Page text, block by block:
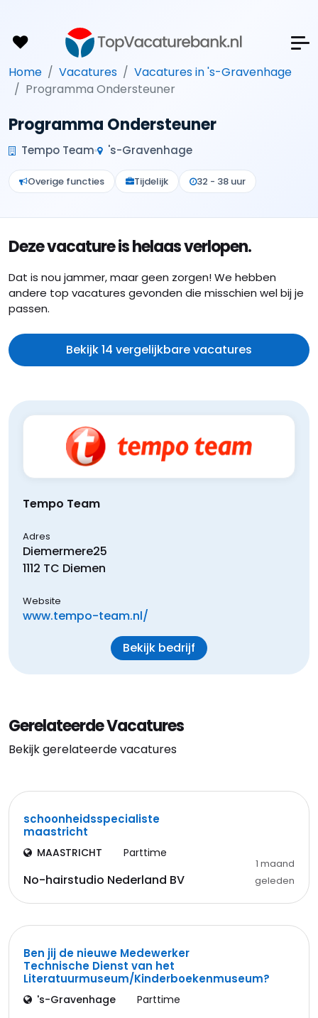
Home Vacatures
Vacatures in 's-Gravenhage
Programma Ondersteuner
Programma Ondersteuner
Tempo Team 's-Gravenhage
Overige functies Tijdelijk 32 - 38 uur
Deze vacature is helaas verlopen.
Dat is nou jammer, maar geen zorgen! We hebben
andere top vacatures gevonden die misschien wel bij je
passen.
Bekijk 14 vergelijkbare vacatures
Tempo Team
Adres
Diemermere25
1112 TC Diemen
Website
www.tempo-team.nl/
Bekijk bedrijf
Gerelateerde Vacatures
Bekijk gerelateerde vacatures
schoonheidsspecialiste
maastricht
MAASTRICHT Parttime
No-hairstudio Nederland BV
1 maand
geleden
Ben jij de nieuwe Medewerker
Technische Dienst van het
Literatuurmuseum/Kinderboekenmuseum?
's-Gravenhage Parttime